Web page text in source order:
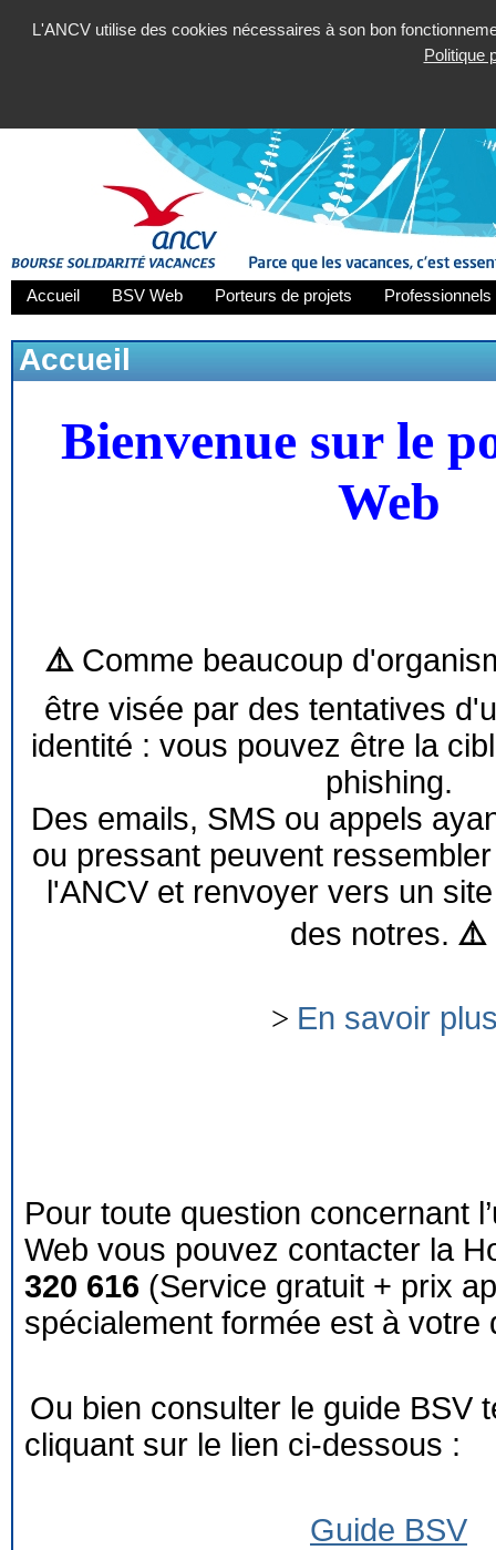
L'ANCV utilise des cookies nécessaires à son bon
Politique
Accueil BSV Web Porteurs de projets
Accueil
Bienvenue sur le
Web
⚠️ Comme beaucoup
être visée par des tentatives
identité : vous pouvez être la
phishing.
Des emails, SMS ou appels
ou pressant peuvent
l'ANCV et renvoyer vers un
des notres. ⚠️
> En savoir
Pour toute question concernant
Web vous pouvez contacter la
320 616 (Service gratuit + prix
spécialement formée est à votre
Ou bien consulter le guide BSV
cliquant sur le lien ci-dessous :
Guide BSV